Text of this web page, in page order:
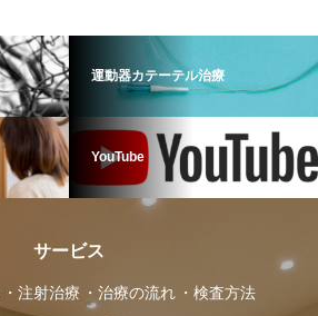
運動器カテーテル治療
YouTube
サービス
注射治療 治療の流れ 検査方法